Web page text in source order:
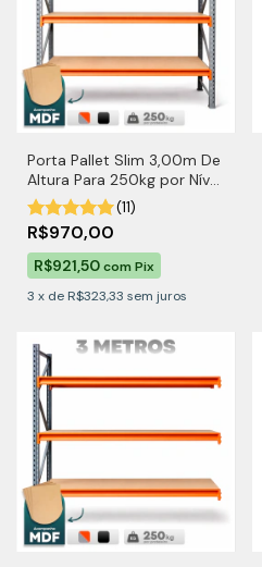
Porta Pallet Slim 3,00m De
Altura Para 250kg por Nível
Com MDF
(11)
R$970,00
R$921,50comPix
3 x de R$323,33 sem juros